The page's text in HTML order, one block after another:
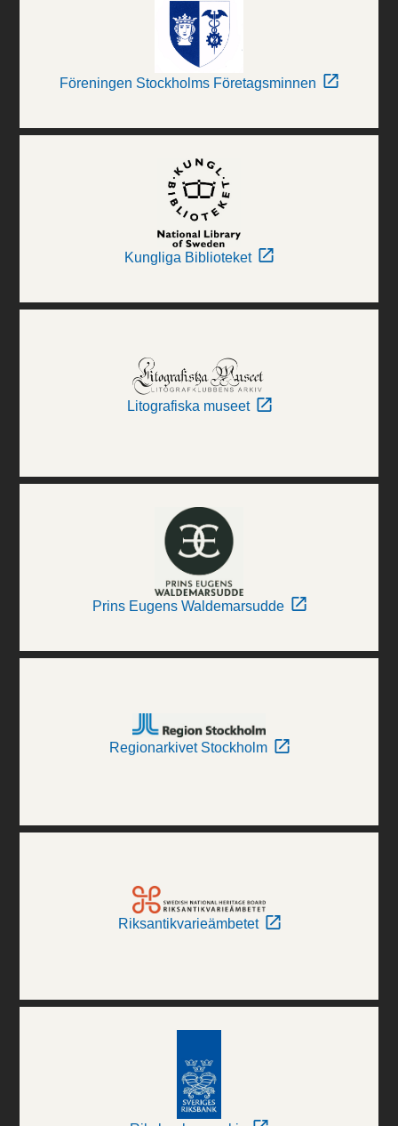
Föreningen Stockholms Företagsminnen
Kungliga Biblioteket
Litografiska museet
Prins Eugens Waldemarsudde
Regionarkivet Stockholm
Riksantikvarieämbetet